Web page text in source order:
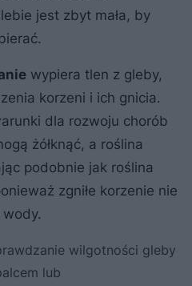
jest zbyt mała, by
wypiera tlen z gleby,
korzeni i ich gnicia.
dla rozwoju chorób
żółknąć, a roślina
podobnie jak roślina
zgniłe korzenie nie
wilgotności gleby
lub